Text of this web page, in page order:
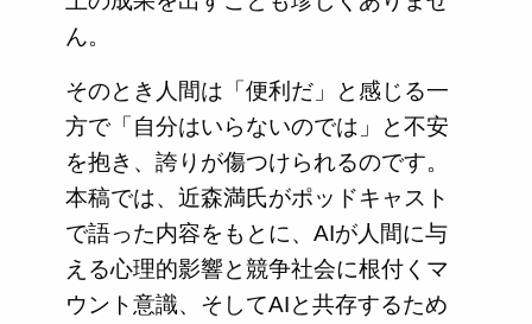
ん。
そのとき人間は「便利だ」と感じる一
方で「自分はいらないのでは」と不安
を抱き、誇りが傷つけられるのです。
本稿では、近森満氏がポッドキャスト
で語った内容をもとに、AIが人間に与
える心理的影響と競争社会に根付くマ
ウント意識、そしてAIと共存するため